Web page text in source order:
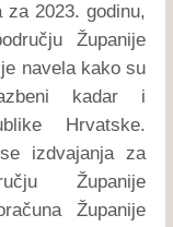
za 2023. godinu,
Županije
navela kako su
kadar i
Hrvatske.
izdvajanja za
Županije
Županije